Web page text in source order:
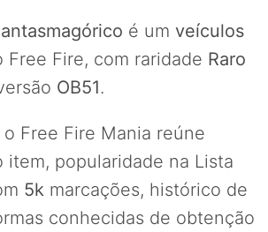
é um veículos
Free Fire, com raridade Raro
OB51.
Free Fire Mania reúne
item, popularidade na Lista
5k marcações, histórico de
conhecidas de obtenção